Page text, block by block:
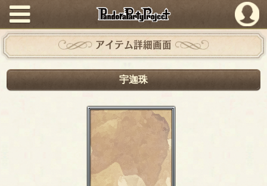
PandoraPartyProject
アイテム詳細画面
宇迦珠